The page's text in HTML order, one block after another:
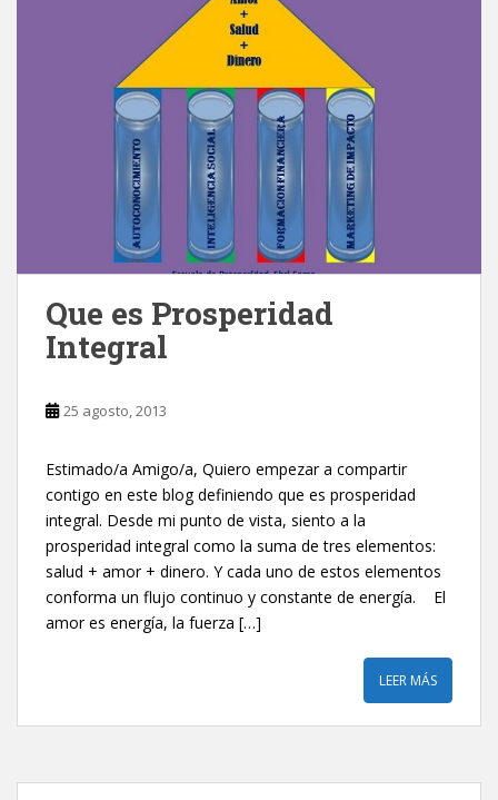
Que es Prosperidad
Integral
25 agosto, 2013
Estimado/a Amigo/a, Quiero empezar a compartir
contigo en este blog definiendo que es prosperidad
integral. Desde mi punto de vista, siento a la
prosperidad integral como la suma de tres elementos:
salud + amor + dinero. Y cada uno de estos elementos
conforma un flujo continuo y constante de energía. El
amor es energía, la fuerza […]
LEER MÁS